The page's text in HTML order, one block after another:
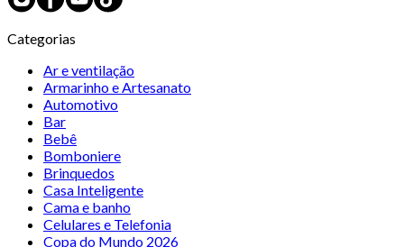
Categorias
Ar e ventilação
Armarinho e Artesanato
Automotivo
Bar
Bebê
Bomboniere
Brinquedos
Casa Inteligente
Cama e banho
Celulares e Telefonia
Copa do Mundo 2026